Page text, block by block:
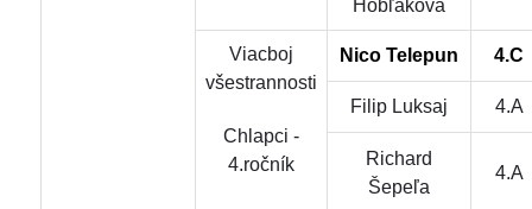
Hobľaková
Viacboj
všestrannosti
Chlapci -
4.ročník
Nico Telepun 4.C
Filip Luksaj 4.A
Richard
Šepeľa
4.A